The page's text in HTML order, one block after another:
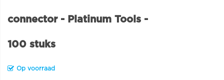
connector - Platinum Tools -
100 stuks
Op voorraad